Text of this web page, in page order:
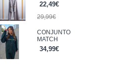
M
M L
ML
S
S M
UNICO
22,49€
29,99€
CONJUNTO
MATCH
34,99€